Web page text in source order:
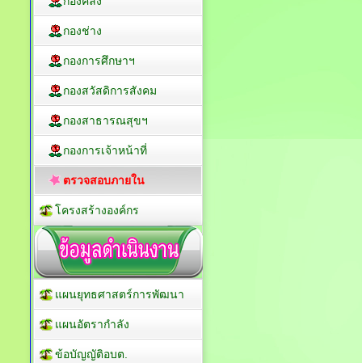
กองช่าง
กองการศึกษาฯ
กองสวัสดิการสังคม
กองสาธารณสุขฯ
กองการเจ้าหน้าที่
ตรวจสอบภายใน
โครงสร้างองค์กร
แผนยุทธศาสตร์การพัฒนา
แผนอัตรากำลัง
ข้อบัญญัติอบต.